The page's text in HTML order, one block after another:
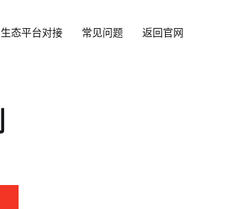
生态平台对接 常见问题 返回官网